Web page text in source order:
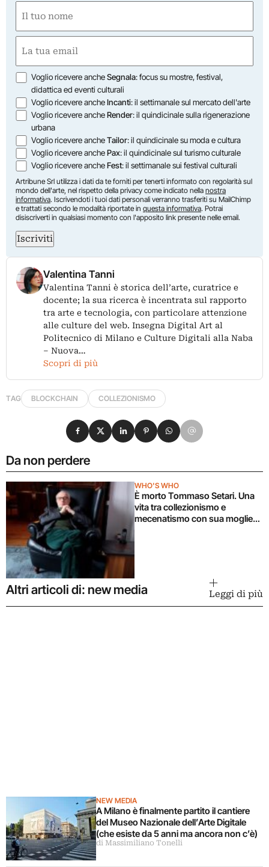
(Required)
First
(Required)
Opzioni
Voglio ricevere ancheSegnala: focus su mostre, festival,
didattica ed eventi culturali
Voglio ricevere ancheIncanti: il settimanale sul mercato dell'arte
Voglio ricevere ancheRender: il quindicinale sulla rigenerazione
urbana
Voglio ricevere ancheTailor: il quindicinale su moda e cultura
Voglio ricevere anchePax: il quindicinale sul turismo culturale
Voglio ricevere ancheFest: il settimanale sui festival culturali
Artribune Srl utilizza i dati da te forniti per tenerti informato con regolarità sul
mondo dell'arte, nel rispetto della privacy come indicato nella nostra
informativa. Iscrivendoti i tuoi dati personali verranno trasferiti su MailChimp
e trattati secondo le modalità riportate in questa informativa. Potrai
disiscriverti in qualsiasi momento con l'apposito link presente nelle email.
Iscriviti
Valentina Tanni
Valentina Tanni è storica dell’arte, curatrice e
docente; la sua ricerca è incentrata sul rapporto
tra arte e tecnologia, con particolare attenzione
alle culture del web. Insegna Digital Art al
Politecnico di Milano e Culture Digitali alla Naba
– Nuova…
Scopri di più
TAG BLOCKCHAIN COLLEZIONISMO
Da non perdere
WHO'S WHO
È morto Tommaso Setari. Una
vita tra collezionismo e
mecenatismo con sua moglie
Condividi su Facebook
Condividi su X
Condividi su LinkedIn
Condividi su Pinterest
Condividi su WhatsApp
Condividi su Email
Altri articoli di: new media Leggi di più
NEW MEDIA
A Milano è finalmente partito il cantiere
del Museo Nazionale dell’Arte Digitale
(che esiste da 5 anni ma ancora non c’è)
di Massimiliano Tonelli